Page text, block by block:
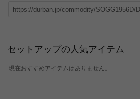
セットアップの人気アイテム
現在おすすめアイテムはありません。